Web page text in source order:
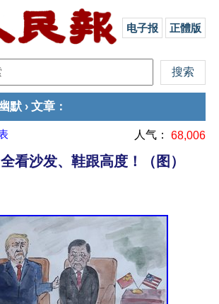
电子报 正體版
幽默 › 文章 ：
人气： 68,006
看沙发、鞋跟高度！（图）